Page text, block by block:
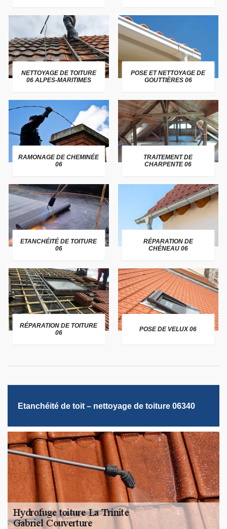
NETTOYAGE DE TOITURE
06 ALPES-MARITIMES
POSE ET NETTOYAGE DE
GOUTTIÈRES 06
RAMONAGE DE CHEMINÉE
06
TRAITEMENT DE
CHARPENTE 06
ETANCHÉITÉ DE TOITURE
06
RÉPARATION DE
CHÉNEAU 06
RÉPARATION DE TOITURE
06
POSE DE VELUX 06
Etanchéité de toit – nettoyage de toiture 06340